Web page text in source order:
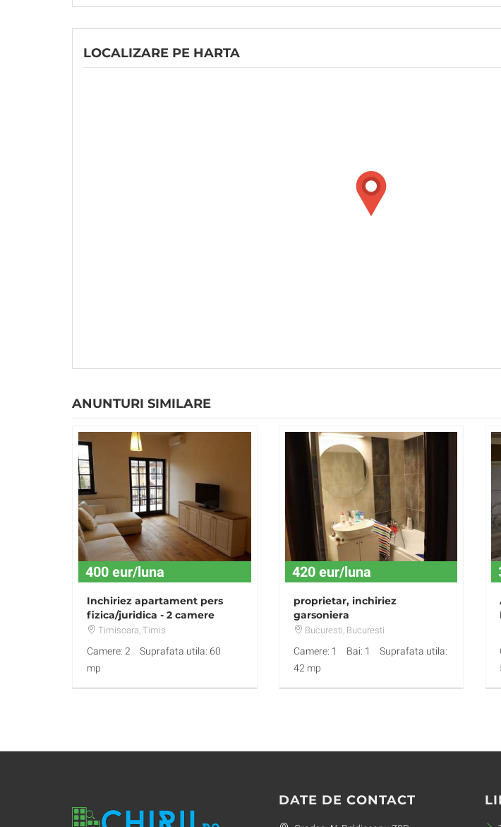
LOCALIZARE PE HARTA
ANUNTURI SIMILARE
400 eur/luna
Inchiriez apartament pers
fizica/juridica - 2 camere
Toscana Residence + parcare
Timisoara, Timis
Camere: 2
Suprafata utila: 60
mp
420 eur/luna
proprietar, inchiriez
garsoniera
Bucuresti, Bucuresti
Camere: 1 Bai: 1
Suprafata utila:
42 mp
DATE DE CONTACT